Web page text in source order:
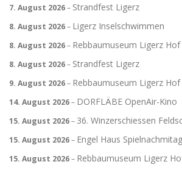
7. August 2026– Strandfest Ligerz
8. August 2026– Ligerz Inselschwimmen
8. August 2026– Rebbaumuseum Ligerz Hof
8. August 2026– Strandfest Ligerz
9. August 2026– Rebbaumuseum Ligerz Hof
14. August 2026– DORFLÄBE OpenAir-Kino
15. August 2026– 36. Winzerschiessen
15. August 2026– Engel Haus Spielnachmitag
15. August 2026– Rebbaumuseum Ligerz